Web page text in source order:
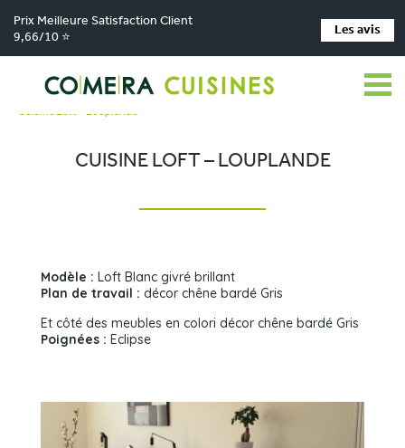
Prix Meilleure Satisfaction Client
9,66/10 ⭐
Les avis
Comera Cuisines > Nos magasins de cuisine >
Cuisiniste La Chapelle-Saint-Aubin > Réalisations >
Cuisine Loft – Louplande
CUISINE LOFT – LOUPLANDE
Modèle : Loft Blanc givré brillant
Plan de travail : décor chêne bardé Gris
Et côté des meubles en colori décor chêne bardé Gris
Poignées : Eclipse